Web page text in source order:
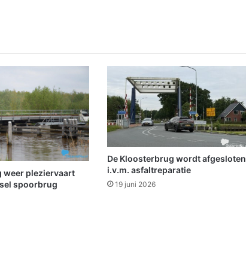
j
e
c
h
t
e
r
d
s
weer pleziervaart
spoorbrug
De Kloosterbrug wordt afgesloten
i.v.m. asfaltreparatie
19 juni 2026